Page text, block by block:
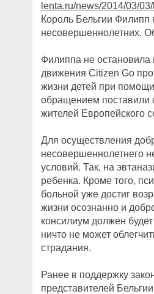
lenta.ru/news/2014/03/
Король Бельгии
несовершеннолетних.
Филиппа не остановила
движения Citizen Go
жизни детей при
обращением поставили
жителей Европейского
Для осуществления
несовершеннолетнего
условий. Так, на
ребенка. Кроме того,
больной уже достиг
жизни осознанно и
консилиум должен
ничто не может
страдания.
Ранее в поддержку
представителей